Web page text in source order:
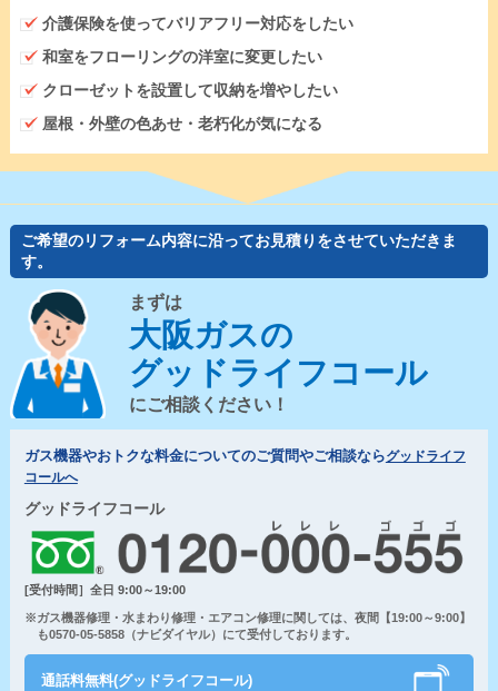
介護保険を使ってバリアフリー対応をしたい
和室をフローリングの洋室に変更したい
クローゼットを設置して収納を増やしたい
屋根・外壁の色あせ・老朽化が気になる
ご希望のリフォーム内容に沿ってお見積りをさせていただきま
す。
まずは
大阪ガスの
グッドライフコール
にご相談ください！
ガス機器やおトクな料金についてのご質問やご相談ならグッドライフ
コールへ
グッドライフコール
[受付時間］全日 9:00～19:00
※ガス機器修理・水まわり修理・エアコン修理に関しては、夜間【19:00～9:00】
も0570-05-5858（ナビダイヤル）にて受付しております。
通話料無料(グッドライフコール)